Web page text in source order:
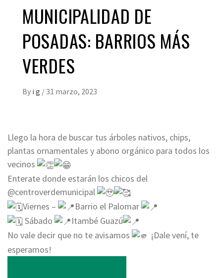
MUNICIPALIDAD DE
POSADAS: BARRIOS MÁS
VERDES
By i g / 31 marzo, 2023
Llego la hora de buscar tus árboles nativos, chips,
plantas ornamentales y abono orgánico para todos los
vecinos
Enterate donde estarán los chicos del
@centroverdemunicipal
Viernes –
Barrio el Palomar
Sábado
Itambé Guazú
No vale decir que no te avisamos
¡Dale vení, te
esperamos!